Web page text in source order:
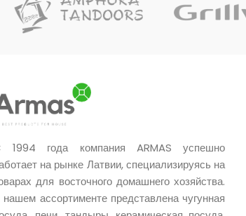
1994 года компания ARMAS успешно
на рынке Латвии, специализируясь на
для восточного домашнего хозяйства.
ассортименте представлена чугунная